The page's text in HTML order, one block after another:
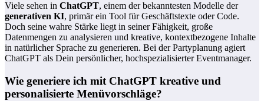
Viele sehen in ChatGPT, einem der bekanntesten Modelle der
generativen KI, primär ein Tool für Geschäftstexte oder Code.
Doch seine wahre Stärke liegt in seiner Fähigkeit, große
Datenmengen zu analysieren und kreative, kontextbezogene Inhalte
in natürlicher Sprache zu generieren. Bei der Partyplanung agiert
ChatGPT als Dein persönlicher, hochspezialisierter Eventmanager.
Wie generiere ich mit ChatGPT kreative und
personalisierte Menüvorschläge?